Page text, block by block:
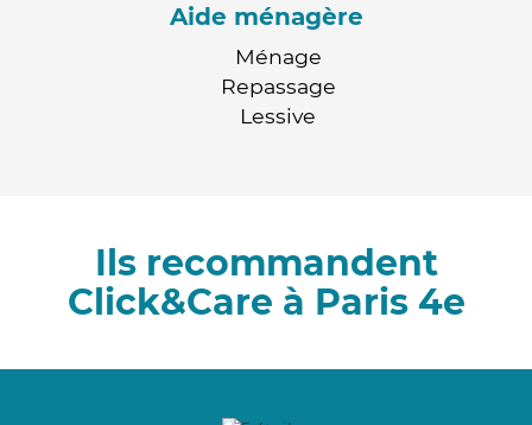
Aide ménagère
Ménage
Repassage
Lessive
Ils recommandent
Click&Care à Paris 4e